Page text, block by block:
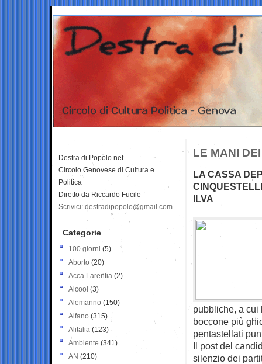
LE MANI
LA CASSA
ILVA
pubbliche, a cui
boccone più
pentastellati
Il post del
silenzio dei
Destra di Popolo.net
Circolo Genovese di Cultura e
Politica
Diretto da Riccardo Fucile
Scrivici: destradipopolo@gmail.com
Categorie
100 giorni (5)
Aborto (20)
Acca Larentia (2)
Alcool (3)
Alemanno (150)
Alfano (315)
Alitalia (123)
Ambiente (341)
AN (210)